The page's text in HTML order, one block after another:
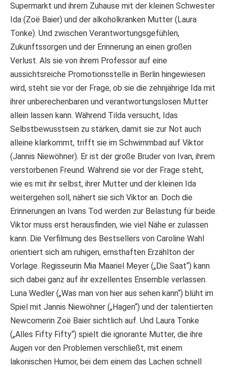
Supermarkt und ihrem Zuhause mit der kleinen Schwester
Ida (Zoë Baier) und der alkoholkranken Mutter (Laura
Tonke). Und zwischen Verantwortungsgefühlen,
Zukunftssorgen und der Erinnerung an einen großen
Verlust. Als sie von ihrem Professor auf eine
aussichtsreiche Promotionsstelle in Berlin hingewiesen
wird, steht sie vor der Frage, ob sie die zehnjährige Ida mit
ihrer unberechenbaren und verantwortungslosen Mutter
allein lassen kann. Während Tilda versucht, Idas
Selbstbewusstsein zu stärken, damit sie zur Not auch
alleine klarkommt, trifft sie im Schwimmbad auf Viktor
(Jannis Niewöhner). Er ist der große Bruder von Ivan, ihrem
verstorbenen Freund. Während sie vor der Frage steht,
wie es mit ihr selbst, ihrer Mutter und der kleinen Ida
weitergehen soll, nähert sie sich Viktor an. Doch die
Erinnerungen an Ivans Tod werden zur Belastung für beide.
Viktor muss erst herausfinden, wie viel Nähe er zulassen
kann. Die Verfilmung des Bestsellers von Caroline Wahl
orientiert sich am ruhigen, ernsthaften Erzählton der
Vorlage. Regisseurin Mia Maariel Meyer („Die Saat“) kann
sich dabei ganz auf ihr exzellentes Ensemble verlassen.
Luna Wedler („Was man von hier aus sehen kann“) blüht im
Spiel mit Jannis Niewöhner („Hagen“) und der talentierten
Newcomerin Zoë Baier sichtlich auf. Und Laura Tonke
(„Alles Fifty Fifty“) spielt die ignorante Mutter, die ihre
Augen vor den Problemen verschließt, mit einem
lakonischen Humor, bei dem einem das Lachen schnell